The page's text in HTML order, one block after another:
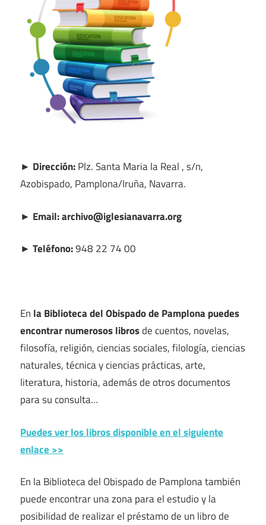
► Dirección:Plz. Santa Maria la Real , s/n,
Azobispado, Pamplona/Iruña, Navarra.
► Email: archivo@iglesianavarra.org
► Teléfono:948 22 74 00
En la Biblioteca del Obispado de Pamplona puedes
encontrar numerosos librosde cuentos, novelas,
filosofía, religión, ciencias sociales, filología, ciencias
naturales, técnica y ciencias prácticas, arte,
literatura, historia, además de otros documentos
para su consulta…
Puedes ver los libros disponible en el siguiente
enlace >>
En la Biblioteca del Obispado de Pamplona también
puede encontrar una zona para el estudio y la
posibilidad de realizar el préstamo de un libro de